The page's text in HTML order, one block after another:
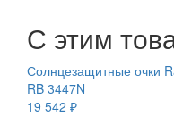
С этим
Солнцезащитные очки
RB 3447N
19 542 ₽